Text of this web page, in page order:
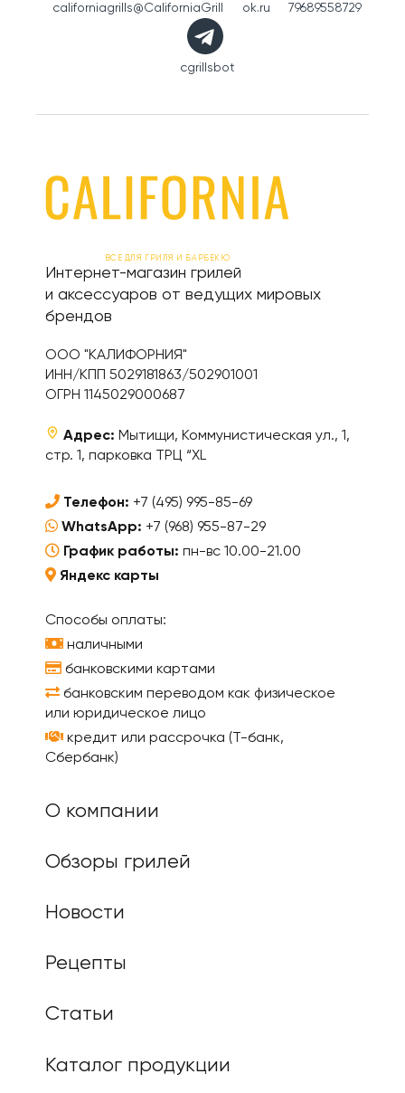
californiagrills@CaliforniaGrill ok.ru 79689558729
cgrillsbot
ВСЕ ДЛЯ ГРИЛЯ И БАРБЕКЮ
Интернет-магазин грилей
и аксессуаров от ведущих мировых
брендов
ООО "КАЛИФОРНИЯ"
ИНН/КПП 5029181863/502901001
ОГРН 1145029000687
Адрес: Мытищи, Коммунистическая ул., 1,
стр. 1, парковка ТРЦ “XL
Телефон: +7 (495) 995-85-69
WhatsApp: +7 (968) 955-87-29
График работы: пн-вс 10.00-21.00
Яндекс карты
Способы оплаты:
наличными
банковскими картами
банковским переводом как физическое
или юридическое лицо
кредит или рассрочка (Т-банк,
Сбербанк)
О компании
Обзоры грилей
Новости
Рецепты
Статьи
Каталог продукции